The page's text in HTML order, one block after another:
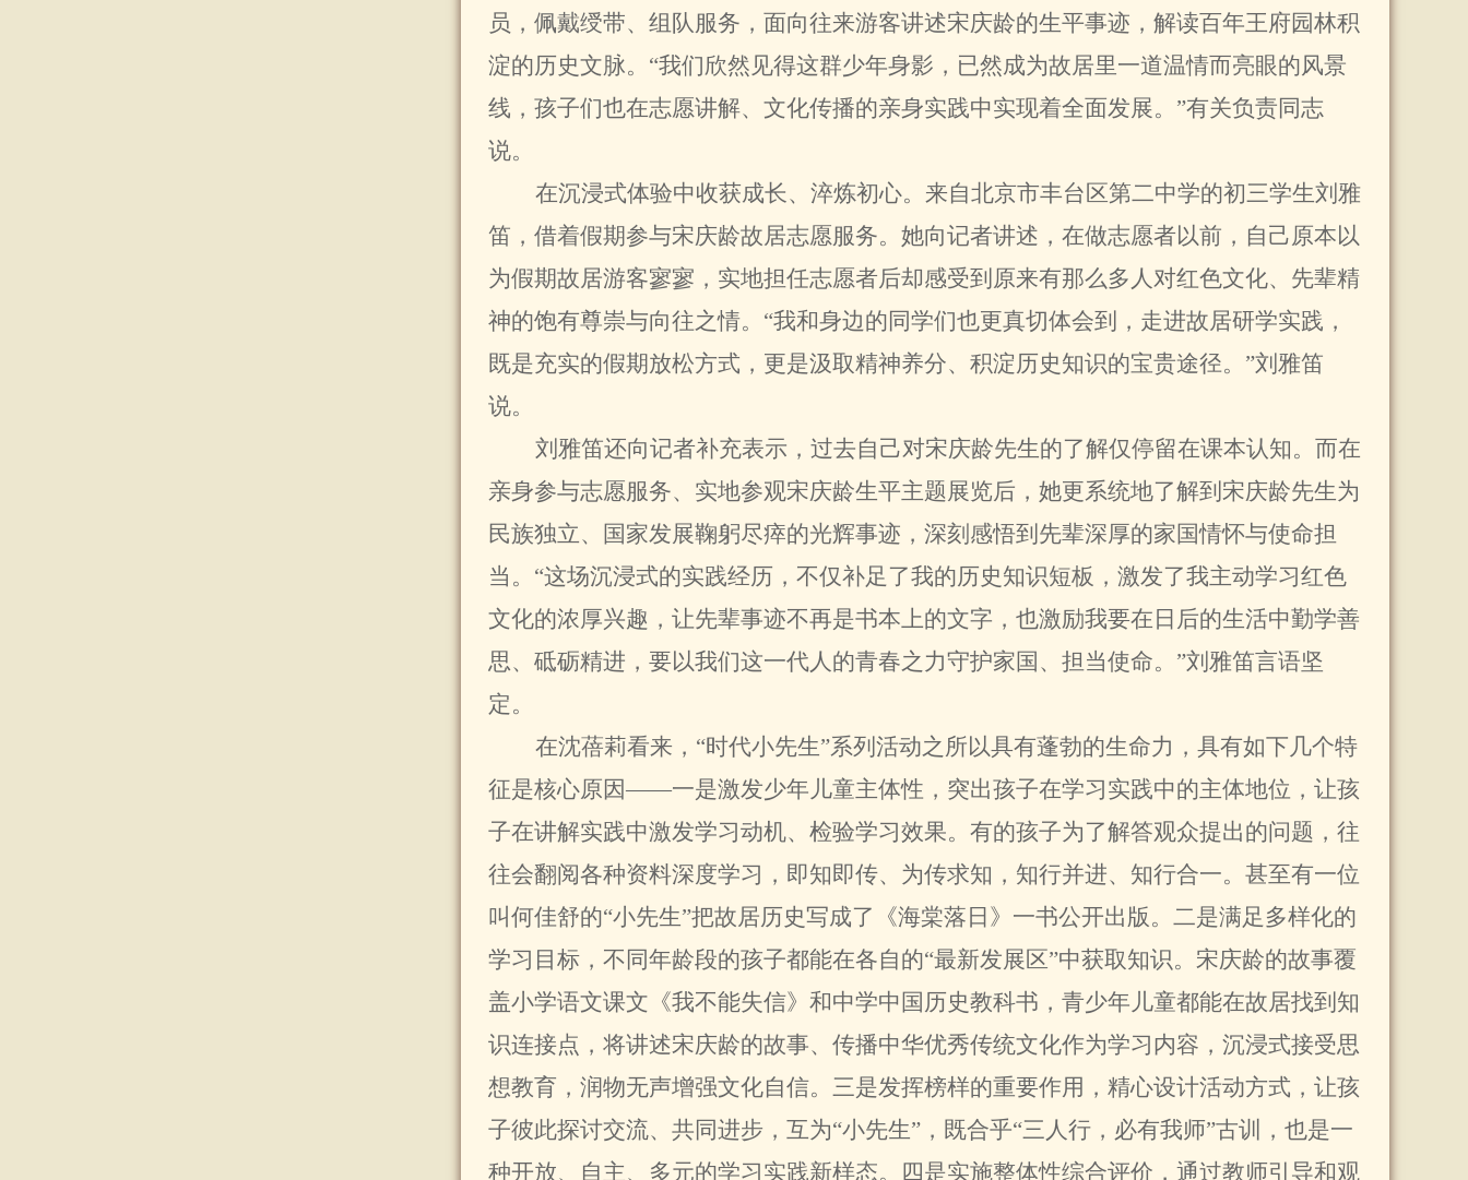
员，佩戴绶带、组队服务，面向往来游客讲述宋庆龄的生平事迹，解读百年王府园林积
淀的历史文脉。“我们欣然见得这群少年身影，已然成为故居里一道温情而亮眼的风景
线，孩子们也在志愿讲解、文化传播的亲身实践中实现着全面发展。”有关负责同志
说。
在沉浸式体验中收获成长、淬炼初心。来自北京市丰台区第二中学的初三学生刘雅
笛，借着假期参与宋庆龄故居志愿服务。她向记者讲述，在做志愿者以前，自己原本以
为假期故居游客寥寥，实地担任志愿者后却感受到原来有那么多人对红色文化、先辈精
神的饱有尊崇与向往之情。“我和身边的同学们也更真切体会到，走进故居研学实践，
既是充实的假期放松方式，更是汲取精神养分、积淀历史知识的宝贵途径。”刘雅笛
说。
刘雅笛还向记者补充表示，过去自己对宋庆龄先生的了解仅停留在课本认知。而在
亲身参与志愿服务、实地参观宋庆龄生平主题展览后，她更系统地了解到宋庆龄先生为
民族独立、国家发展鞠躬尽瘁的光辉事迹，深刻感悟到先辈深厚的家国情怀与使命担
当。“这场沉浸式的实践经历，不仅补足了我的历史知识短板，激发了我主动学习红色
文化的浓厚兴趣，让先辈事迹不再是书本上的文字，也激励我要在日后的生活中勤学善
思、砥砺精进，要以我们这一代人的青春之力守护家国、担当使命。”刘雅笛言语坚
定。
在沈蓓莉看来，“时代小先生”系列活动之所以具有蓬勃的生命力，具有如下几个特
征是核心原因——一是激发少年儿童主体性，突出孩子在学习实践中的主体地位，让孩
子在讲解实践中激发学习动机、检验学习效果。有的孩子为了解答观众提出的问题，往
往会翻阅各种资料深度学习，即知即传、为传求知，知行并进、知行合一。甚至有一位
叫何佳舒的“小先生”把故居历史写成了《海棠落日》一书公开出版。二是满足多样化的
学习目标，不同年龄段的孩子都能在各自的“最新发展区”中获取知识。宋庆龄的故事覆
盖小学语文课文《我不能失信》和中学中国历史教科书，青少年儿童都能在故居找到知
识连接点，将讲述宋庆龄的故事、传播中华优秀传统文化作为学习内容，沉浸式接受思
想教育，润物无声增强文化自信。三是发挥榜样的重要作用，精心设计活动方式，让孩
子彼此探讨交流、共同进步，互为“小先生”，既合乎“三人行，必有我师”古训，也是一
种开放、自主、多元的学习实践新样态。四是实施整体性综合评价，通过教师引导和观